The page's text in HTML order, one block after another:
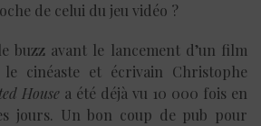
de celui du jeu vidéo ?
buzz avant le lancement d’un film
le cinéaste et écrivain Christophe
House a été déjà vu 10 000 fois en
jours. Un bon coup de pub pour